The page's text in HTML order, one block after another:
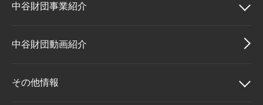
中谷財団について
理事長挨拶
設立趣意書
中谷財団事業紹介
中谷財団事業紹介
中谷賞
中谷財団動画紹介
その他情報